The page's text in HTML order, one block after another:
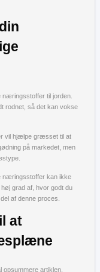
til jorden.
rodnet, så det kan vokse
vil hjælpe græsset til at
på markedet, men
næringsstoffer kan ikke
grad af, hvor godt du
af denne proces.
at
artiklen.